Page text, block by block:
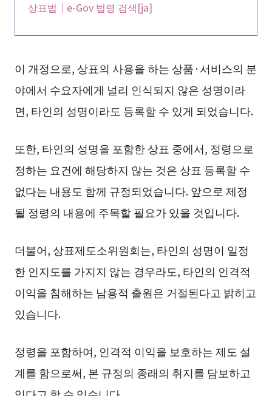
상표법｜e-Gov 법령 검색[ja]
이 개정으로, 상표의 사용을 하는 상품·서비스의 분
야에서 수요자에게 널리 인식되지 않은 성명이라
면, 타인의 성명이라도 등록할 수 있게 되었습니다.
또한, 타인의 성명을 포함한 상표 중에서, 정령으로
정하는 요건에 해당하지 않는 것은 상표 등록할 수
없다는 내용도 함께 규정되었습니다. 앞으로 제정
될 정령의 내용에 주목할 필요가 있을 것입니다.
더불어, 상표제도소위원회는, 타인의 성명이 일정
한 인지도를 가지지 않는 경우라도, 타인의 인격적
이익을 침해하는 남용적 출원은 거절된다고 밝히고
있습니다.
정령을 포함하여, 인격적 이익을 보호하는 제도 설
계를 함으로써, 본 규정의 종래의 취지를 담보하고